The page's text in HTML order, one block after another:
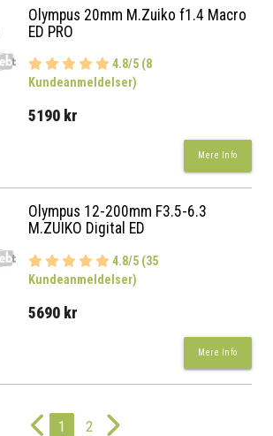
Olympus 20mm M.Zuiko f1.4 Macro
ED PRO
4.8/5 (8
Kundeanmeldelser)
5190 kr
Mere Info
Olympus 12-200mm F3.5-6.3
M.ZUIKO Digital ED
4.8/5 (35
Kundeanmeldelser)
5690 kr
Mere Info
1 2